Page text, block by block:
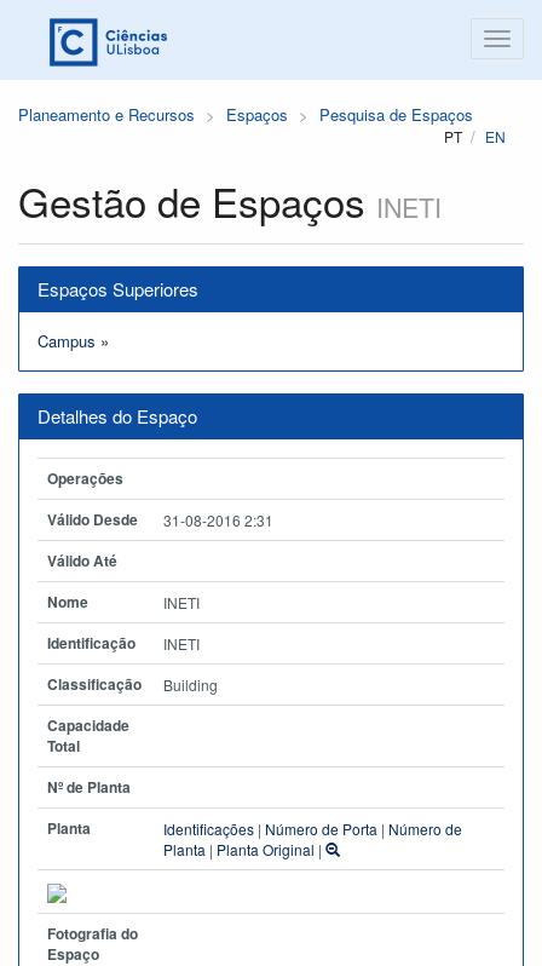
Planeamento e Recursos Espaços Pesquisa de Espaços
PT EN
Gestão de Espaços INETI
Espaços Superiores
Campus »
Detalhes do Espaço
Operações
Válido Desde
31-08-2016 2:31
Válido Até
Nome
INETI
Identificação INETI
Classificação Building
Capacidade
Total
Nº de Planta
Planta
Identificações | Número de Porta | Número de
Planta | Planta Original |
Fotografia do
Espaço